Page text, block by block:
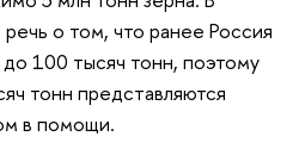
о том, что ранее Россия
100 тысяч тонн, поэтому
тонн представляются
в помощи.